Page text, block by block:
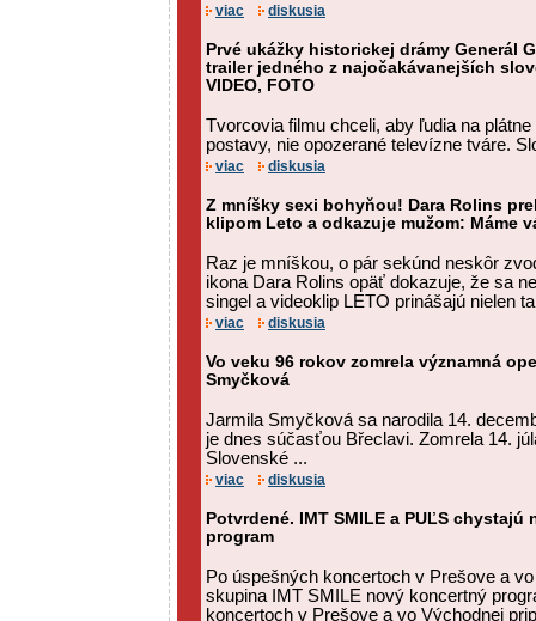
viac diskusia
Prvé ukážky historickej drámy Generál
trailer jedného z najočakávanejších
VIDEO, FOTO
Tvorcovia filmu chceli, aby ľudia na
postavy, nie opozerané televízne tváre.
viac diskusia
Z mníšky sexi bohyňou! Dara Rolins
klipom Leto a odkazuje mužom: Máme
Raz je mníškou, o pár sekúnd neskôr
ikona Dara Rolins opäť dokazuje, že sa
singel a videoklip LETO prinášajú nielen
viac diskusia
Vo veku 96 rokov zomrela významná
Smyčková
Jarmila Smyčková sa narodila 14.
je dnes súčasťou Břeclavi. Zomrela 14.
Slovenské ...
viac diskusia
Potvrdené. IMT SMILE a PUĽS
program
Po úspešných koncertoch v Prešove a
skupina IMT SMILE nový koncertný
koncertoch v Prešove a vo Východnej